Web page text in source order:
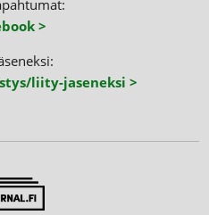
>
liity-jaseneksi >